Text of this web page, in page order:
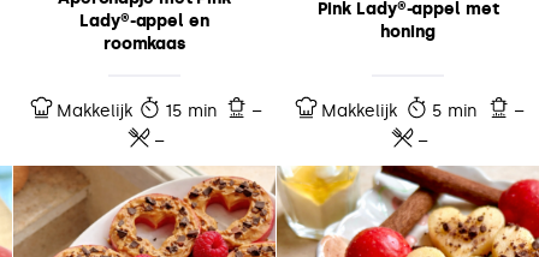
Lady®-appel en
roomkaas
Makkelijk 15 min
–
–
Pink Lady®-appel met
honing
Makkelijk 5 min
–
–